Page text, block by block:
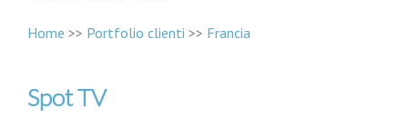
Home >> Portfolio clienti >> Francia
Spot TV